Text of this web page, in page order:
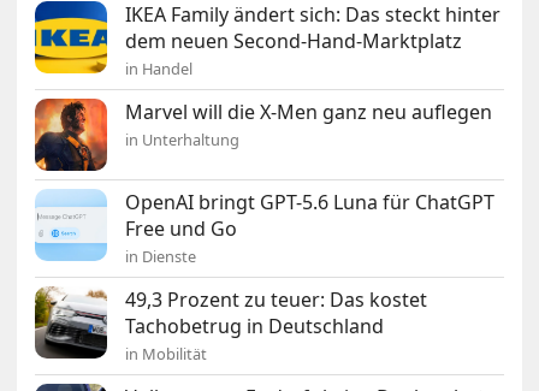
IKEA Family ändert sich: Das steckt hinter
dem neuen Second-Hand-Marktplatz
in Handel
Marvel will die X-Men ganz neu auflegen
in Unterhaltung
OpenAI bringt GPT-5.6 Luna für ChatGPT
Free und Go
in Dienste
49,3 Prozent zu teuer: Das kostet
Tachobetrug in Deutschland
in Mobilität